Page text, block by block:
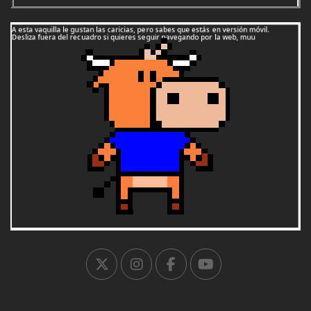
1997:Murchante (Navarra)
Tordera (Barcelona)
Suances (Cantabria)
Nuevo Baztán (Madrid)
Griñón (Madrid)
Los Molinos (Madrid)
Falces (Navarra)
Carrión de los Condes (Palencia)